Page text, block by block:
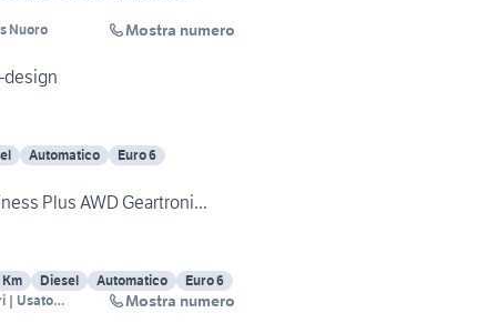
Nuoro Mostra numero
design
Automatico Euro 6
Plus AWD Geartroni...
Diesel Automatico
Euro 6
| Usato
Mostra numero